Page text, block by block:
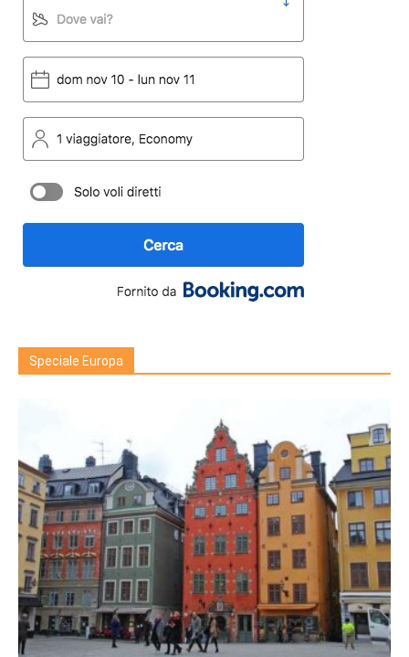
Speciale Europa